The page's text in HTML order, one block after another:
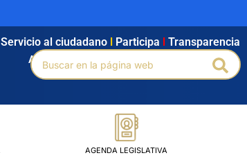
Agendamiento Intranet Búsqueda avanzada
Servicio al ciudadano Participa Transparencia
Buscar
por:
AGENDA LEGISLATIVA